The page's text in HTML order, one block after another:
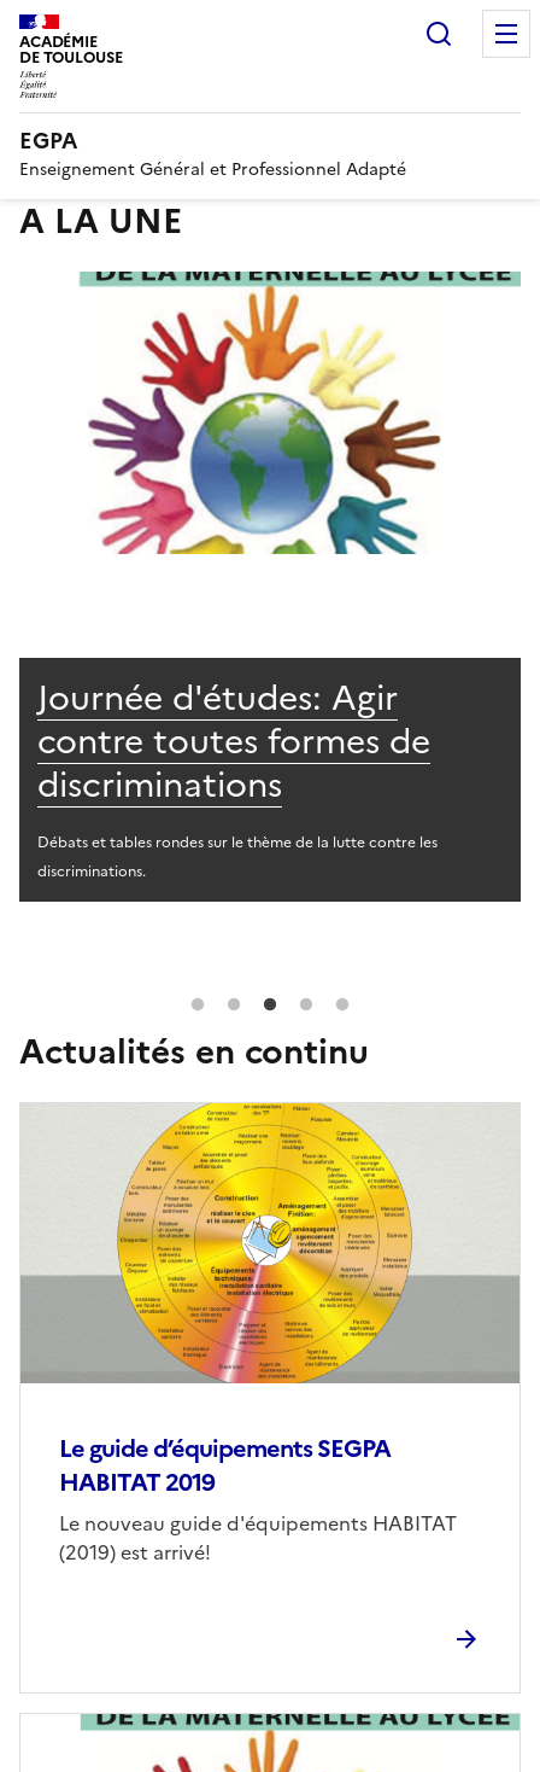
ACADÉMIE
DE TOULOUSE
EGPA
Enseignement Général et Professionnel Adapté
A LA UNE
Agir
de
de la lutte contre les
QUALADAPT:
d’auto-
de qualité
Actualités en continu
Le guide d’équipements SEGPA
HABITAT 2019
Le nouveau guide d'équipements HABITAT
(2019) est arrivé!